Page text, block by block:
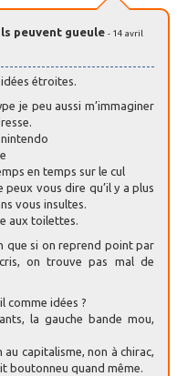
peuvent gueule - 14 avril
étroites.
je peu aussi m’immaginer
nintendo
en temps sur le cul
peux vous dire qu’il y a plus
vous insultes.
aux toilettes.
que si on reprend point par
on trouve pas mal de
comme idées ?
la gauche bande mou,
capitalisme, non à chirac,
boutonneu quand même.